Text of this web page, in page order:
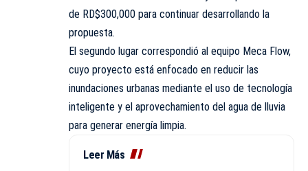
de RD$300,000 para continuar desarrollando la
propuesta.
El segundo lugar correspondió al equipo Meca Flow,
cuyo proyecto está enfocado en reducir las
inundaciones urbanas mediante el uso de tecnología
inteligente y el aprovechamiento del agua de lluvia
para generar energía limpia.
Leer Más